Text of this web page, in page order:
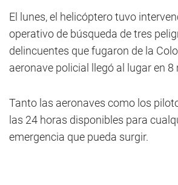
El lunes, el helicóptero tuvo
operativo de búsqueda de tres
delincuentes que fugaron de la
aeronave policial llegó al lugar en 8
Tanto las aeronaves como los
las 24 horas disponibles para
emergencia que pueda surgir.